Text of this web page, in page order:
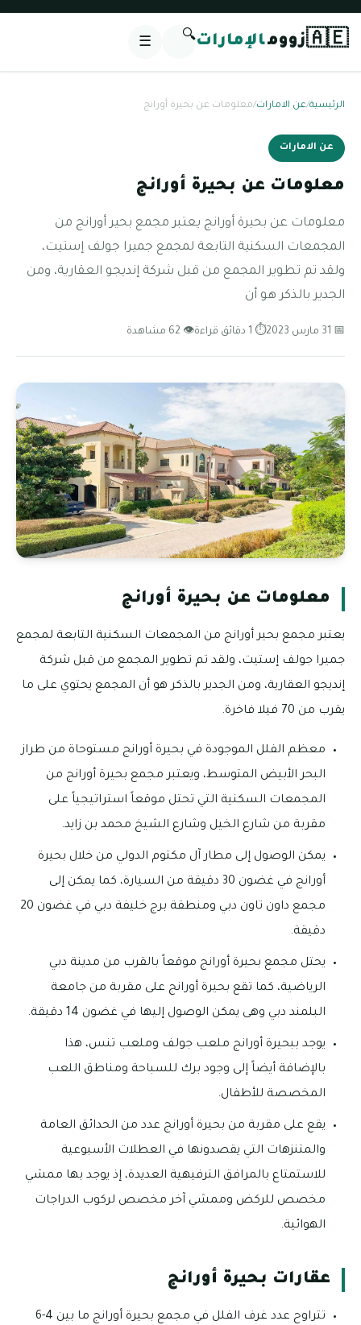
🇦🇪زوومالإمارات🔍
☰
الرئيسية/عن الامارات/معلومات عن بحيرة أورانج
عن الامارات
معلومات عن بحيرة أورانج
معلومات عن بحيرة أورانج يعتبر مجمع بحير أورانج من
المجمعات السكنية التابعة لمجمع جميرا جولف إستيت،
ولقد تم تطوير المجمع من قبل شركة إنديجو العقارية، ومن
الجدير بالذكر هو أن
📅 31 مارس 2023 ⏱ 1 دقائق قراءة 👁 62 مشاهدة
معلومات عن بحيرة أورانج
يعتبر مجمع بحير أورانج من المجمعات السكنية التابعة لمجمع
جميرا جولف إستيت، ولقد تم تطوير المجمع من قبل شركة
إنديجو العقارية، ومن الجدير بالذكر هو أن المجمع يحتوي على ما
يقرب من 70 فيلا فاخرة.
معظم الفلل الموجودة في بحيرة أورانج مستوحاة من طراز
البحر الأبيض المتوسط، ويعتبر مجمع بحيرة أورانج من
المجمعات السكنية التي تحتل موقعاً استراتيجياً على
مقربة من شارع الخيل وشارع الشيخ محمد بن زايد.
يمكن الوصول إلى مطار آل مكتوم الدولي من خلال بحيرة
أورانج في غضون 30 دقيقة من السيارة، كما يمكن إلى
مجمع داون تاون دبي ومنطقة برج خليفة دبي في غضون 20
دقيقة.
يحتل مجمع بحيرة أورانج موقعاً بالقرب من مدينة دبي
الرياضية، كما تقع بحيرة أورانج على مقربة من جامعة
البلمند دبي وهى يمكن الوصول إليها في غضون 14 دقيقة.
يوجد ببحيرة أورانج ملعب جولف وملعب تنس، هذا
بالإضافة أيضاً إلى وجود برك للسباحة ومناطق اللعب
المخصصة للأطفال.
يقع على مقربة من بحيرة أورانج عدد من الحدائق العامة
والمتنزهات التي يقصدونها في العطلات الأسبوعية
للاستمتاع بالمرافق الترفيهية العديدة، إذ يوجد بها ممشي
مخصص للركض وممشي آخر مخصص لركوب الدراجات
الهوائية.
عقارات بحيرة أورانج
تتراوح عدد غرف الفلل في مجمع بحيرة أورانج ما بين 4-6